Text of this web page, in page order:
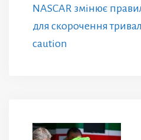
NASCAR змінює
для скорочення
caution